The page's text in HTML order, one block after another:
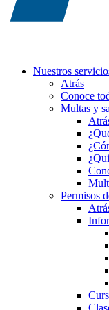
Nuestros
Atrás
Conoce
Multas y
Permisos